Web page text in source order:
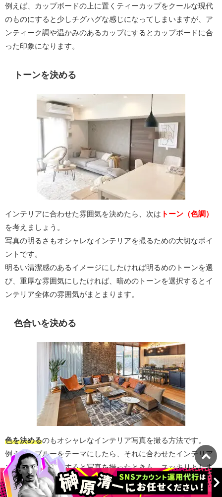
例えば、カップボードの上に置くティーカップをクールな現代
のものにすると少しチグハグな感じになってしまいますが、ア
ンティーク調や温かみのあるカップにするとカップボードに合
った印象になります。
トーンを決める
インテリアに合わせた雰囲気を決めたら、次は トーン（色調）
を考えましょう。
写真の明るさもオシャレなインテリアを撮るための大切なポイ
ントです。
明るい清潔感のあるイメージにしたければ明るめのトーンを選
び、重厚な雰囲気にしたければ、暗めのトーンを選択するとイ
ンテリア全体の雰囲気がまとまります。
色合いを決める
色を決めるのもオシャレなインテリア写真を撮る方法です。
例えば、ブルーをテーマにしたら、それに合わせたインテリア
コーディネートにすると写真を撮ったときも、スッキリとしま
す。
また、色によってテーマやストーリーが展開できるので、写真